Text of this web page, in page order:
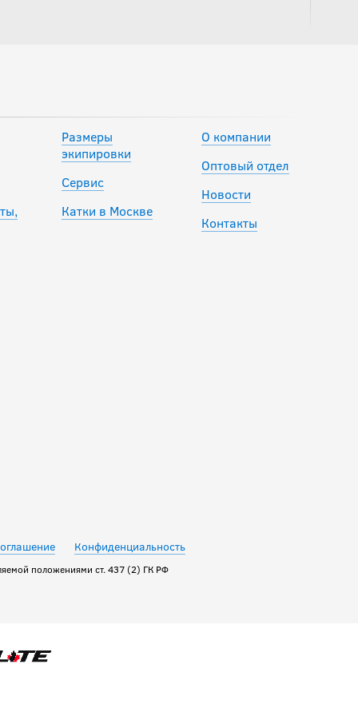
BIG BOY ELITE LINE
3 051.50руб.
3 590
Размеры
экипировки
Сервис
Катки в Москве
О компании
Оптовый отдел
Новости
Контакты
Конфиденциальность
положениями ст. 437 (2) ГК РФ